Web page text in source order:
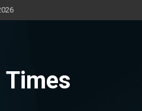
Times